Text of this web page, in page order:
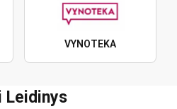
VYNOTEKA
Leidinys